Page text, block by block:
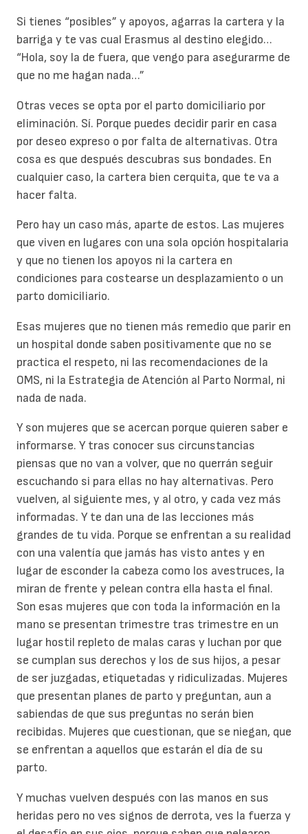
Si tienes “posibles” y apoyos, agarras la cartera y la
barriga y te vas cual Erasmus al destino elegido…
“Hola, soy la de fuera, que vengo para asegurarme de
que no me hagan nada…”
Otras veces se opta por el parto domiciliario por
eliminación. Sí. Porque puedes decidir parir en casa
por deseo expreso o por falta de alternativas. Otra
cosa es que después descubras sus bondades. En
cualquier caso, la cartera bien cerquita, que te va a
hacer falta.
Pero hay un caso más, aparte de estos. Las mujeres
que viven en lugares con una sola opción hospitalaria
y que no tienen los apoyos ni la cartera en
condiciones para costearse un desplazamiento o un
parto domiciliario.
Esas mujeres que no tienen más remedio que parir en
un hospital donde saben positivamente que no se
practica el respeto, ni las recomendaciones de la
OMS, ni la Estrategia de Atención al Parto Normal, ni
nada de nada.
Y son mujeres que se acercan porque quieren saber e
informarse. Y tras conocer sus circunstancias
piensas que no van a volver, que no querrán seguir
escuchando si para ellas no hay alternativas. Pero
vuelven, al siguiente mes, y al otro, y cada vez más
informadas. Y te dan una de las lecciones más
grandes de tu vida. Porque se enfrentan a su realidad
con una valentía que jamás has visto antes y en
lugar de esconder la cabeza como los avestruces, la
miran de frente y pelean contra ella hasta el final.
Son esas mujeres que con toda la información en la
mano se presentan trimestre tras trimestre en un
lugar hostil repleto de malas caras y luchan por que
se cumplan sus derechos y los de sus hijos, a pesar
de ser juzgadas, etiquetadas y ridiculizadas. Mujeres
que presentan planes de parto y preguntan, aun a
sabiendas de que sus preguntas no serán bien
recibidas. Mujeres que cuestionan, que se niegan, que
se enfrentan a aquellos que estarán el día de su
parto.
Y muchas vuelven después con las manos en sus
heridas pero no ves signos de derrota, ves la fuerza y